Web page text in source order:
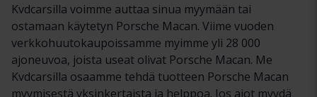
Kvdcarsilla voimme auttaa sinua myymään tai
ostamaan käytetyn Porsche Macan. Viime vuoden
verkkohuutokaupoissamme myimme yli 28 000
ajoneuvoa, joista useat olivat Porsche Macan. Me
Kvdcarsilla osaamme tehdä tuotteen Porsche Macan
myymisestä yksinkertaista ja helppoa. Jos aiot myydä